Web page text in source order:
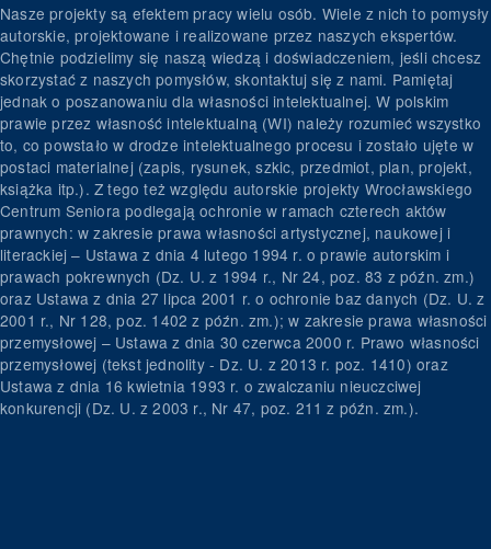
Nasze projekty są efektem pracy wielu osób. Wiele z nich to pomysły
autorskie, projektowane i realizowane przez naszych ekspertów.
Chętnie podzielimy się naszą wiedzą i doświadczeniem, jeśli chcesz
skorzystać z naszych pomysłów, skontaktuj się z nami. Pamiętaj
jednak o poszanowaniu dla własności intelektualnej. W polskim
prawie przez własność intelektualną (WI) należy rozumieć wszystko
to, co powstało w drodze intelektualnego procesu i zostało ujęte w
postaci materialnej (zapis, rysunek, szkic, przedmiot, plan, projekt,
książka itp.). Z tego też względu autorskie projekty Wrocławskiego
Centrum Seniora podlegają ochronie w ramach czterech aktów
prawnych: w zakresie prawa własności artystycznej, naukowej i
literackiej – Ustawa z dnia 4 lutego 1994 r. o prawie autorskim i
prawach pokrewnych (Dz. U. z 1994 r., Nr 24, poz. 83 z późn. zm.)
oraz Ustawa z dnia 27 lipca 2001 r. o ochronie baz danych (Dz. U. z
2001 r., Nr 128, poz. 1402 z późn. zm.); w zakresie prawa własności
przemysłowej – Ustawa z dnia 30 czerwca 2000 r. Prawo własności
przemysłowej (tekst jednolity - Dz. U. z 2013 r. poz. 1410) oraz
Ustawa z dnia 16 kwietnia 1993 r. o zwalczaniu nieuczciwej
konkurencji (Dz. U. z 2003 r., Nr 47, poz. 211 z późn. zm.).